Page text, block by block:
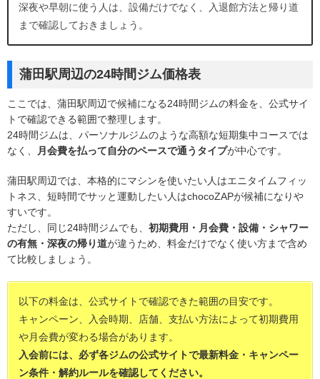
深夜や早朝に使う人は、設備だけでなく、入退館方法と帰り道
まで確認しておきましょう。
蒲田駅周辺の24時間ジム価格表
ここでは、蒲田駅周辺で候補になる24時間ジムの料金を、公式サイ
トで確認できる範囲で整理します。
24時間ジムは、パーソナルジムのような高額な短期集中コースでは
なく、
月会費を払って自分のペースで通うタイプが中心です。
蒲田駅周辺では、本格的にマシンを使いたい人はエニタイムフィッ
トネス、短時間でサッと運動したい人はchocoZAPが候補になりや
すいです。
ただし、同じ24時間ジムでも、 初期費用・月会費・設備・シャワー
の有無・深夜の帰り道が違うため、料金だけでなく使い方まで含め
て比較しましょう。
以下の料金は、公式サイトで確認できた範囲の目安です。
キャンペーン、入会時期、店舗、支払い方法によって初期費用
や月会費が変わる場合があります。
入会前には、必ず各ジムの公式サイトで最新料金・キャンペー
ン条件・解約ルールを確認してください。